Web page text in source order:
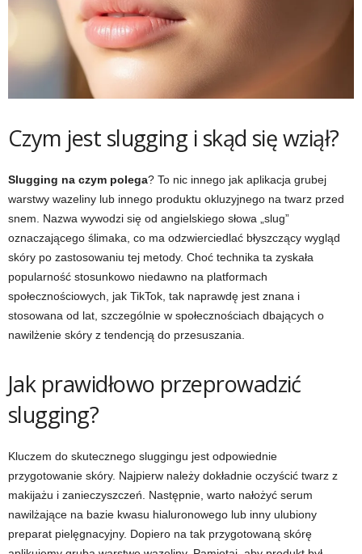
Czym jest slugging i skąd się wziął?
Slugging na czym polega? To nic innego jak aplikacja grubej
warstwy wazeliny lub innego produktu okluzyjnego na twarz przed
snem. Nazwa wywodzi się od angielskiego słowa „slug”
oznaczającego ślimaka, co ma odzwierciedlać błyszczący wygląd
skóry po zastosowaniu tej metody. Choć technika ta zyskała
popularność stosunkowo niedawno na platformach
społecznościowych, jak TikTok, tak naprawdę jest znana i
stosowana od lat, szczególnie w społecznościach dbających o
nawilżenie skóry z tendencją do przesuszania.
Jak prawidłowo przeprowadzić
slugging?
Kluczem do skutecznego sluggingu jest odpowiednie
przygotowanie skóry. Najpierw należy dokładnie oczyścić twarz z
makijażu i zanieczyszczeń. Następnie, warto nałożyć serum
nawilżające na bazie kwasu hialuronowego lub inny ulubiony
preparat pielęgnacyjny. Dopiero na tak przygotowaną skórę